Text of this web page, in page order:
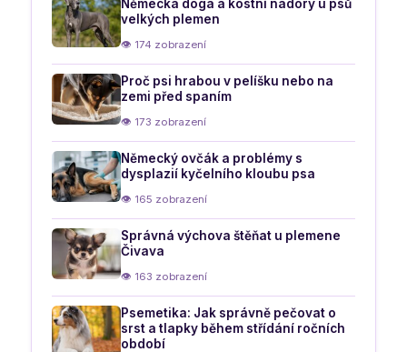
Německá doga a kostní nádory u psů
velkých plemen
👁 174 zobrazení
Proč psi hrabou v pelíšku nebo na
zemi před spaním
👁 173 zobrazení
Německý ovčák a problémy s
dysplazií kyčelního kloubu psa
👁 165 zobrazení
Správná výchova štěňat u plemene
Čivava
👁 163 zobrazení
Psemetika: Jak správně pečovat o
srst a tlapky během střídání ročních
období